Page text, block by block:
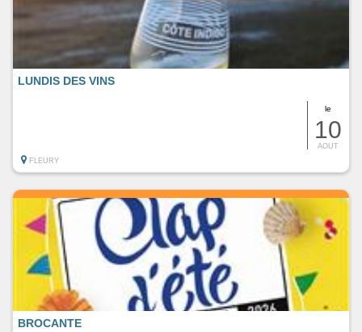
le
10
AOUT
LUNDIS DES VINS
FLEURY
BROCANTE